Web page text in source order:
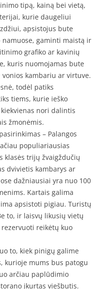
tipą, kainą bei vietą,
kurie daugeliui
apsistojus bute
gaminti maistą ir
grafiko ar kavinių
kuris nuomojamas bute
kambariu ar virtuve.
todėl patiks
tiems, kurie ieško
nori dalintis
žmonėmis.
– Palangos
populiariausias
klasės trijų žvaigždučių
dvivietis kambarys ar
dažniausiai yra nuo 100
Kartais galima
apsistoti pigiau. Turistų
to, ir laisvų likusių vietų
reikėtų kuo
to, kiek pinigų galime
kurioje mums bus patogu
arčiau paplūdimio
įkurtas viešbutis.